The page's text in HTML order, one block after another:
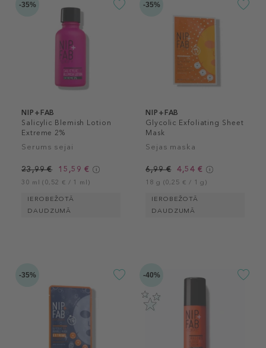
-35%
NIP+FAB
Salicylic Blemish Lotion
Extreme 2%
Serums sejai
23,99 € 15,59 €
30 ml (0,52 € / 1 ml)
IEROBEŽOTĀ
DAUDZUMĀ
-35%
NIP+FAB
Glycolic Exfoliating Sheet
Mask
Sejas maska
6,99 € 4,54 €
18 g (0,25 € / 1 g)
IEROBEŽOTĀ
DAUDZUMĀ
-35% -40%